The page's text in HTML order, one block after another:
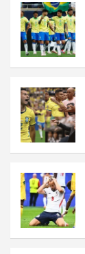
b
o
o
k
n
g
er